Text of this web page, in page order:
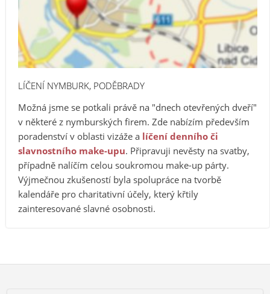
LÍČENÍ NYMBURK, PODĚBRADY
Možná jsme se potkali právě na "dnech otevřených dveří"
v některé z nymburských firem. Zde nabízím především
poradenství v oblasti vizáže a líčení denního či
slavnostního make-upu. Připravuji nevěsty na svatby,
případně nalíčím celou soukromou make-up párty.
Výjmečnou zkušeností byla spolupráce na tvorbě
kalendáře pro charitativní účely, který křtily
zainteresované slavné osobnosti.